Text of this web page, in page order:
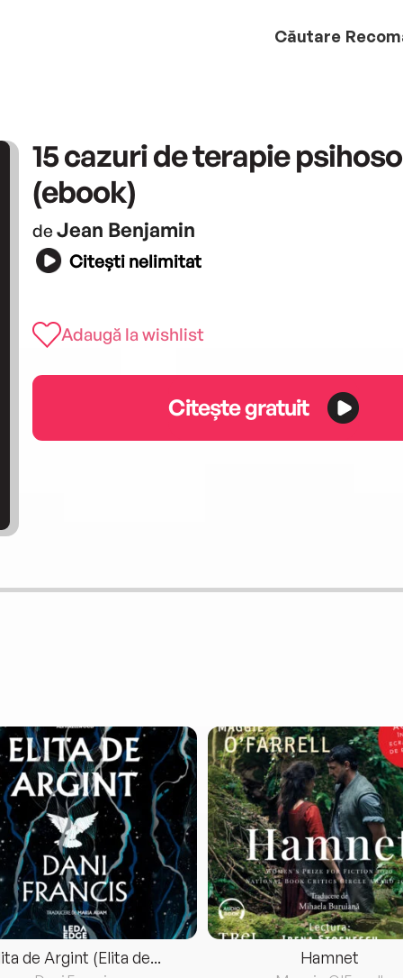
Căutare
15 cazuri de terapie
(ebook)
de Jean Benjamin
Citești nelimitat
Adaugă la wishlist
Citește gratuit
de Argint (Elita de... Hamnet